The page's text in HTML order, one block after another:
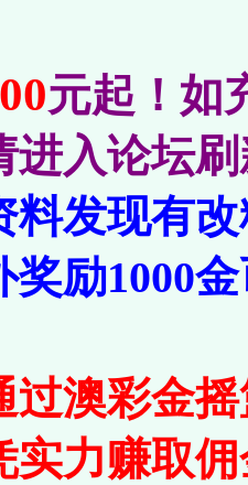
元起！如
进入论坛
发现有
奖励1000
澳彩金
实力赚取